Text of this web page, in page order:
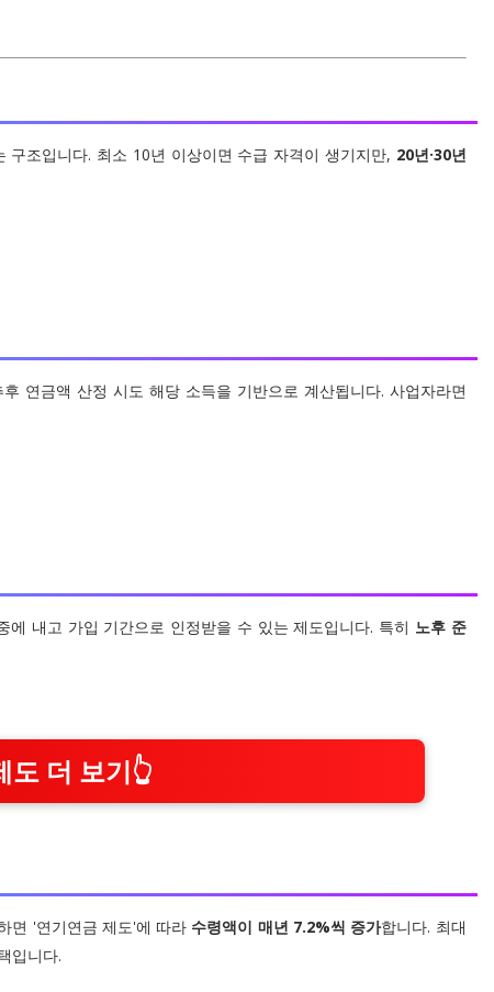
조입니다. 최소 10년 이상이면 수급 자격이 생기지만, 20년·30년
연금액 산정 시도 해당 소득을 기반으로 계산됩니다. 사업자라면
내고 가입 기간으로 인정받을 수 있는 제도입니다. 특히 노후 준
도 더 보기👆
면 '연기연금 제도'에 따라 수령액이 매년 7.2%씩 증가합니다. 최대
입니다.